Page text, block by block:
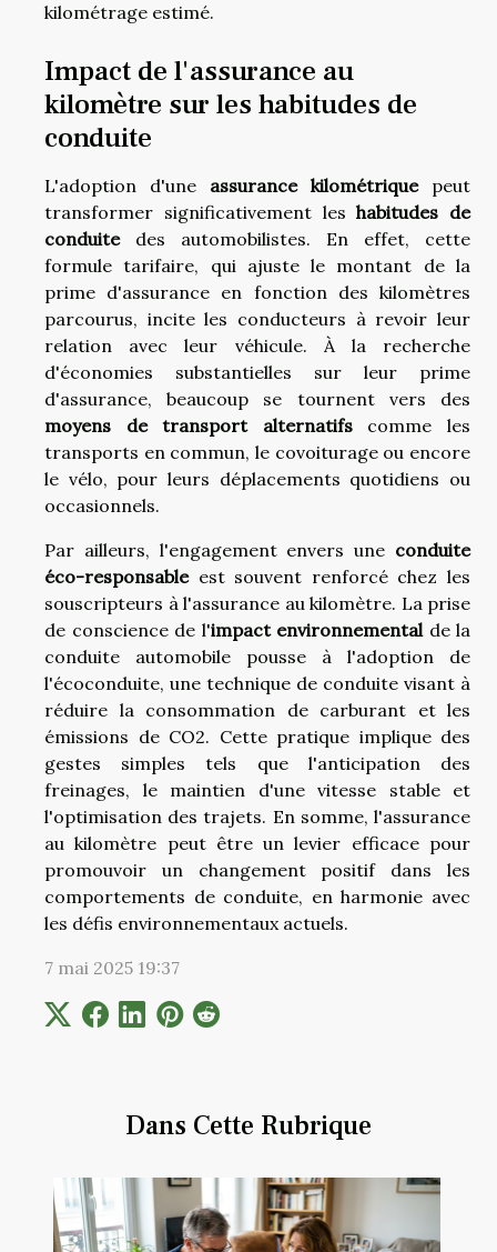
Dans Cette Rubrique
kilométrage estimé.
Impact de l'assurance au
kilomètre sur les habitudes de
conduite
L'adoption d'une assurance kilométriquepeut
transformer significativement leshabitudes de
conduitedes automobilistes. En effet, cette
formule tarifaire, qui ajuste le montant de la
prime d'assurance en fonction des kilomètres
parcourus, incite les conducteurs à revoir leur
relation avec leur véhicule. À la recherche
d'économies substantielles sur leur prime
d'assurance, beaucoup se tournent vers des
moyens de transport alternatifscomme les
transports en commun, le covoiturage ou encore
le vélo, pour leurs déplacements quotidiens ou
occasionnels.
Par ailleurs, l'engagement envers une conduite
éco-responsableest souvent renforcé chez les
souscripteurs à l'assurance au kilomètre. La prise
de conscience de l'impact environnemental de la
conduite automobile pousse à l'adoption de
l'écoconduite, une technique de conduite visant à
réduire la consommation de carburant et les
émissions de CO2. Cette pratique implique des
gestes simples tels que l'anticipation des
freinages, le maintien d'une vitesse stable et
l'optimisation des trajets. En somme, l'assurance
au kilomètre peut être un levier efficace pour
promouvoir un changement positif dans les
comportements de conduite, en harmonie avec
les défis environnementaux actuels.
7 mai 2025 19:37